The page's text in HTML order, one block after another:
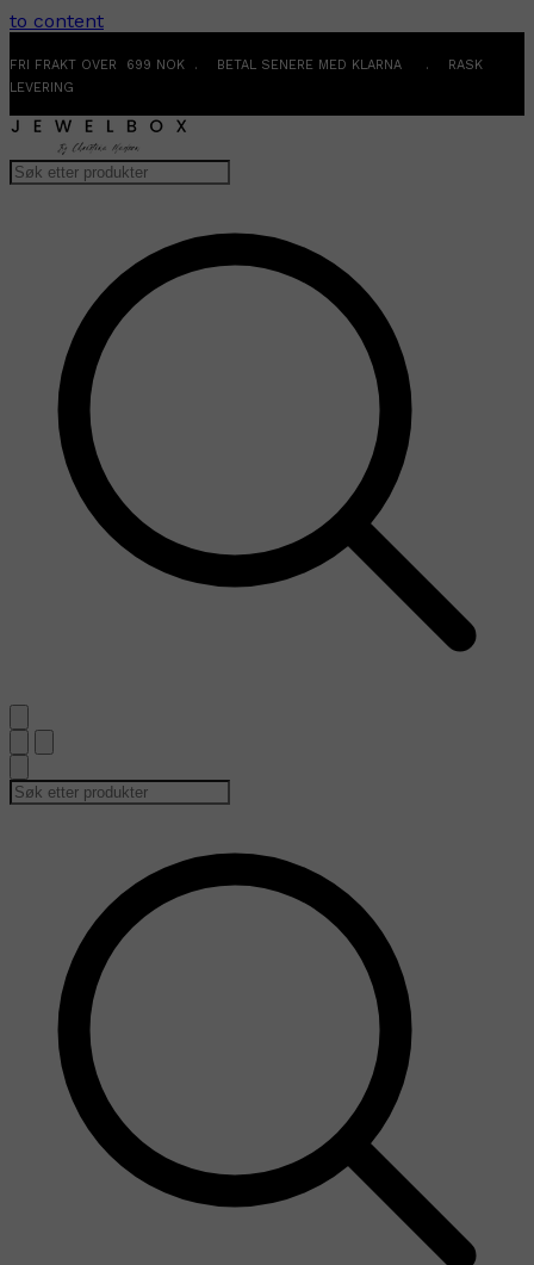
to content
FRI FRAKT OVER 699 NOK . BETAL SENERE MED KLARNA . RASK
LEVERING